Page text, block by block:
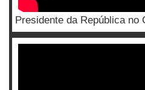
Presidente da República no